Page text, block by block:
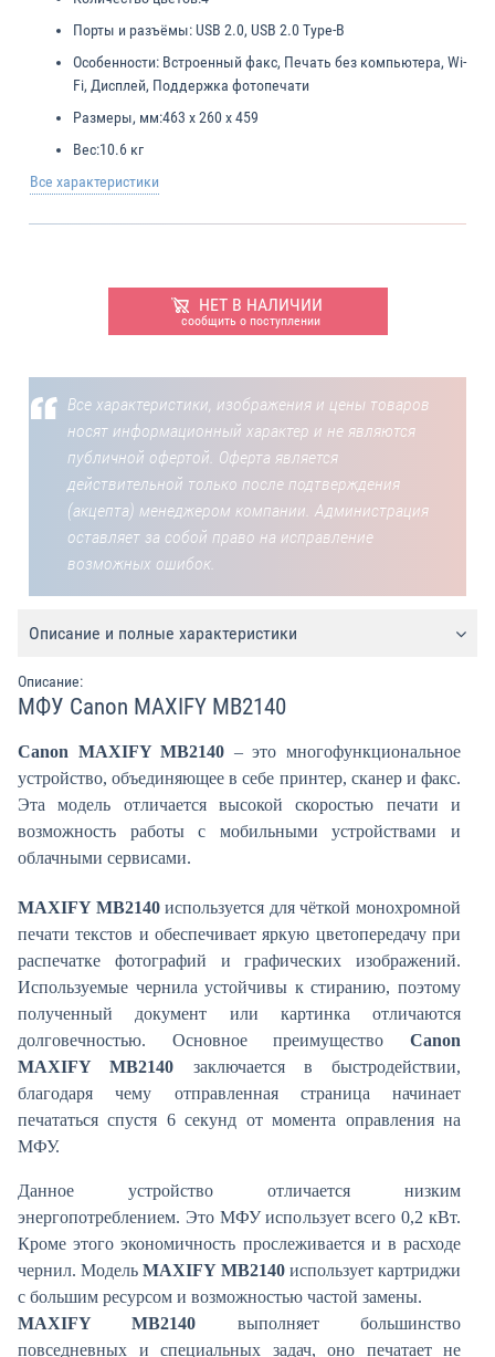
Порты и разъёмы: USB 2.0, USB 2.0 Type-B
Особенности: Встроенный факс, Печать без компьютера, Wi-
Fi, Дисплей, Поддержка фотопечати
Размеры, мм:463 x 260 x 459
Вес:10.6 кг
Все характеристики
НЕТ В НАЛИЧИИ
сообщить о поступлении
Все характеристики, изображения и цены товаров
носят информационный характер и не являются
публичной офертой. Оферта является
действительной только после подтверждения
(акцепта) менеджером компании. Администрация
оставляет за собой право на исправление
возможных ошибок.
Описание и полные характеристики
Описание:
МФУ Canon MAXIFY MB2140
Canon MAXIFY MB2140 – это многофункциональное
устройство, объединяющее в себе принтер, сканер и факс.
Эта модель отличается высокой скоростью печати и
возможность работы с мобильными устройствами и
облачными сервисами.
MAXIFY MB2140используется для чёткой монохромной
печати текстов и обеспечивает яркую цветопередачу при
распечатке фотографий и графических изображений.
Используемые чернила устойчивы к стиранию, поэтому
полученный документ или картинка отличаются
долговечностью. Основное преимущество Canon
MAXIFY MB2140 заключается в быстродействии,
благодаря чему отправленная страница начинает
печататься спустя 6 секунд от момента оправления на
МФУ.
Данное устройство отличается низким
энергопотреблением. Это МФУ использует всего 0,2 кВт.
Кроме этого экономичность прослеживается и в расходе
чернил. МодельMAXIFY MB2140использует картриджи
с большим ресурсом и возможностью частой замены.
MAXIFY MB2140 выполняет большинство
повседневных и специальных задач, оно печатает не